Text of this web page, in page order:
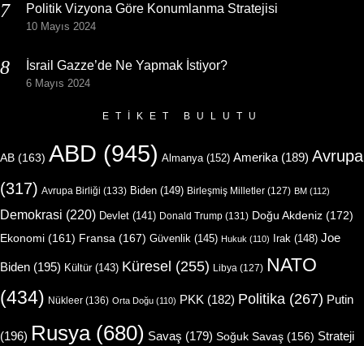
Politik Vizyona Göre Konumlanma Stratejisi
10 Mayıs 2024
İsrail Gazze’de Ne Yapmak İstiyor?
6 Mayıs 2024
ETIKET BULUTU
AB (163) ABD (945) Almanya (152) Amerika (189) Avrupa
(317) Avrupa Birliği (133) Biden (149) Birleşmiş Milletler (127) BM (112)
Demokrasi (220) Devlet (141) Donald Trump (131) Doğu Akdeniz (172)
Ekonomi (161) Fransa (167) Güvenlik (145) Hukuk (110) Irak (148) Joe
Biden (195) Kültür(143) Küresel (255) Libya (127) NATO
(434) Nükleer (136) Orta Doğu (110) PKK (182) Politika (267) Putin
(196) Rusya(680) Savaş (179) Soğuk Savaş (156) Strateji